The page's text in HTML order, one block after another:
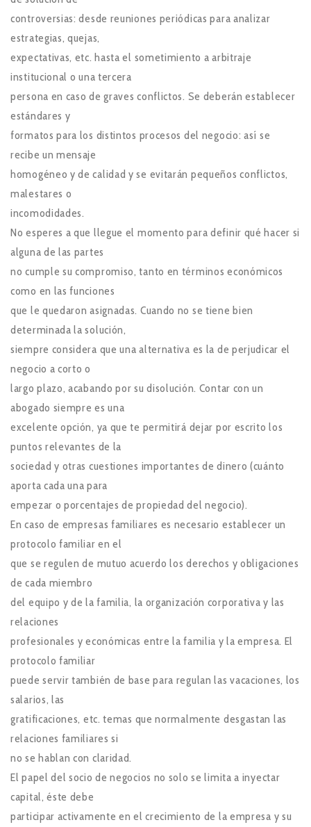
controversias: desde reuniones periódicas para analizar
estrategias, quejas,
expectativas, etc. hasta el sometimiento a arbitraje
institucional o una tercera
persona en caso de graves conflictos. Se deberán establecer
estándares y
formatos para los distintos procesos del negocio: así se
recibe un mensaje
homogéneo y de calidad y se evitarán pequeños conflictos,
malestares o
incomodidades.
No esperes a que llegue el momento para definir qué hacer si
alguna de las partes
no cumple su compromiso, tanto en términos económicos
como en las funciones
que le quedaron asignadas. Cuando no se tiene bien
determinada la solución,
siempre considera que una alternativa es la de perjudicar el
negocio a corto o
largo plazo, acabando por su disolución. Contar con un
abogado siempre es una
excelente opción, ya que te permitirá dejar por escrito los
puntos relevantes de la
sociedad y otras cuestiones importantes de dinero (cuánto
aporta cada una para
empezar o porcentajes de propiedad del negocio).
En caso de empresas familiares es necesario establecer un
protocolo familiar en el
que se regulen de mutuo acuerdo los derechos y obligaciones
de cada miembro
del equipo y de la familia, la organización corporativa y las
relaciones
profesionales y económicas entre la familia y la empresa. El
protocolo familiar
puede servir también de base para regulan las vacaciones, los
salarios, las
gratificaciones, etc. temas que normalmente desgastan las
relaciones familiares si
no se hablan con claridad.
El papel del socio de negocios no solo se limita a inyectar
capital, éste debe
participar activamente en el crecimiento de la empresa y su